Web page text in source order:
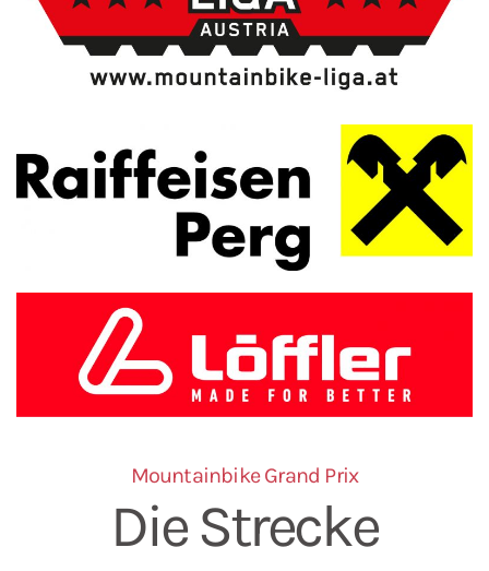
Mountainbike Grand Prix
Die Strecke